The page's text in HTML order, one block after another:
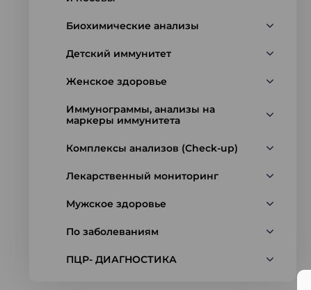
Биохимические анализы
Детский иммунитет
Женское здоровье
Иммунограммы, анализы на
маркеры иммунитета
Комплексы анализов (Check-up)
Лекарственный мониторинг
Мужское здоровье
По заболеваниям
ПЦР- ДИАГНОСТИКА